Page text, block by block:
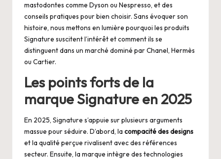
mastodontes comme Dyson ou Nespresso, et des
conseils pratiques pour bien choisir. Sans évoquer son
histoire, nous mettons en lumière pourquoi les produits
Signature suscitent l’intérêt et comment ils se
distinguent dans un marché dominé par Chanel, Hermès
ou Cartier.
Les points forts de la
marque Signature en 2025
En 2025, Signature s’appuie sur plusieurs arguments
massue pour séduire. D’abord, la compacité des designs
et la qualité perçue rivalisent avec des références
secteur. Ensuite, la marque intègre des technologies